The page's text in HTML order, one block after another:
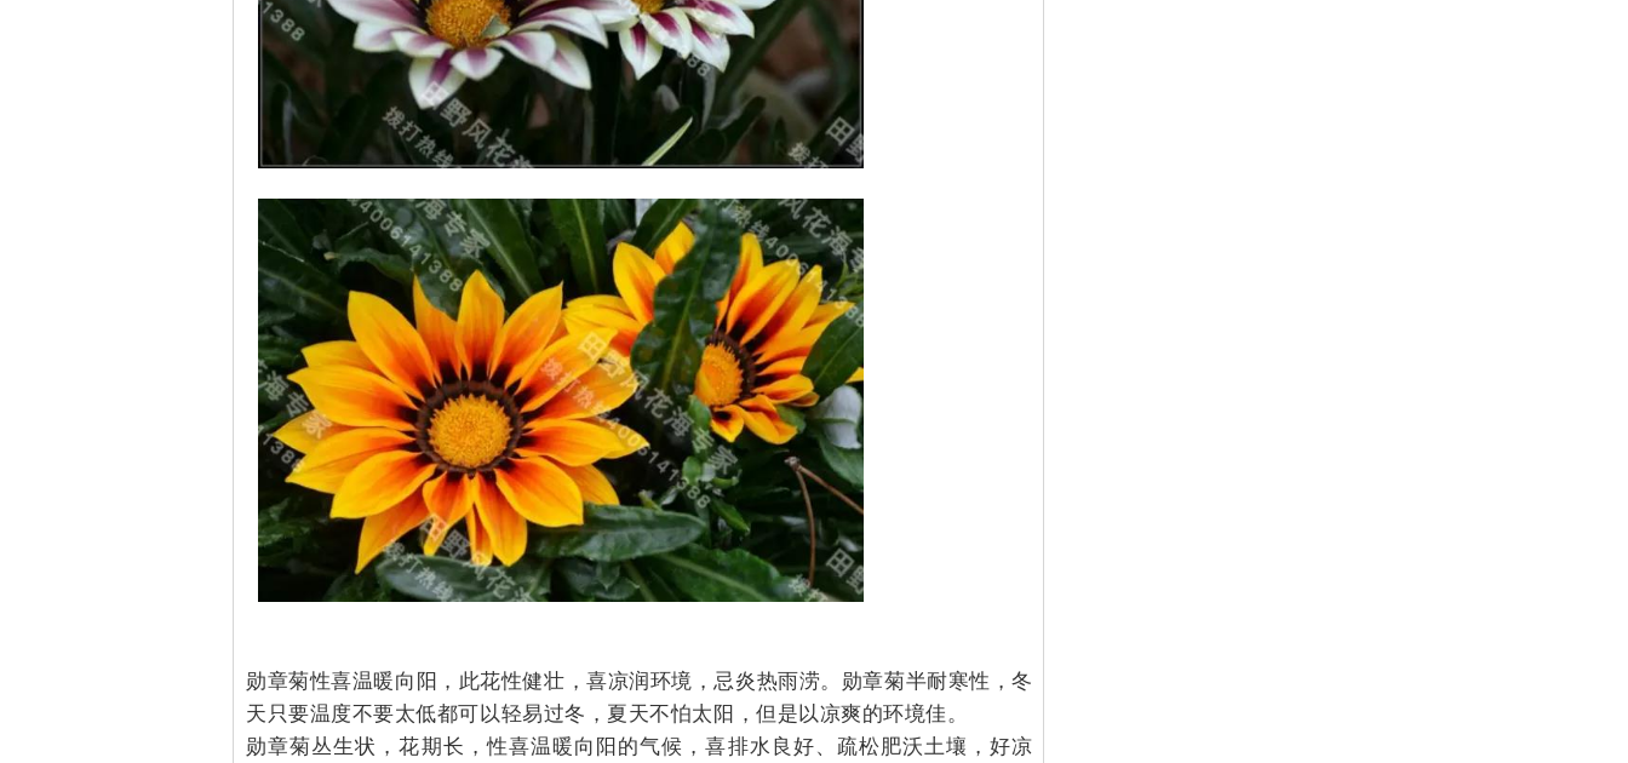
勋章菊性喜温暖向阳，此花性健壮，喜凉润环境，忌炎热雨涝。勋章菊半耐寒性，冬
天只要温度不要太低都可以轻易过冬，夏天不怕太阳，但是以凉爽的环境佳。
勋章菊丛生状，花期长，性喜温暖向阳的气候，喜排水良好、疏松肥沃土壤，好凉